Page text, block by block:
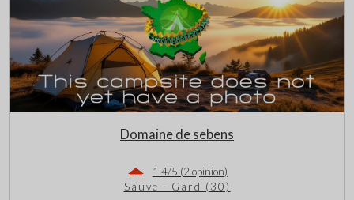
Domaine de sebens
1.4/5 (2 opinion)
Sauve - Gard (30)